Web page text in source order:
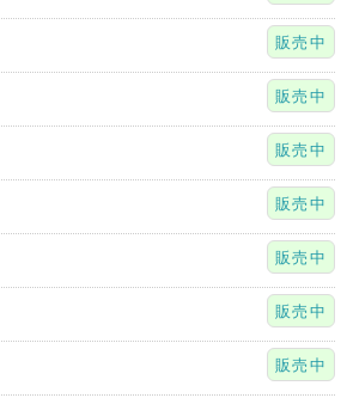
販売中
販売中
販売中
販売中
販売中
販売中
販売中